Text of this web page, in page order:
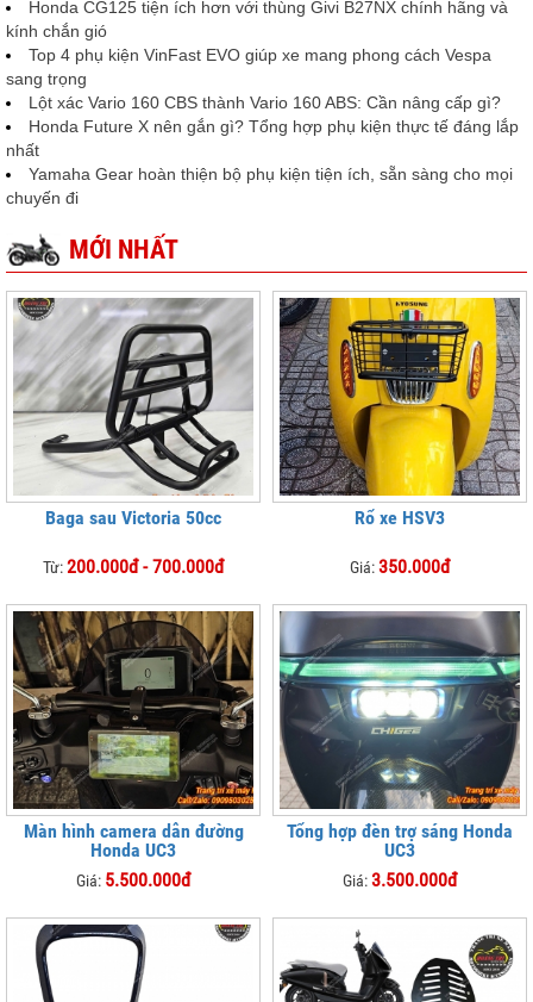
Honda CG125 tiện ích hơn với thùng Givi B27NX chính hãng và
kính chắn gió
Top 4 phụ kiện VinFast EVO giúp xe mang phong cách Vespa
sang trọng
Lột xác Vario 160 CBS thành Vario 160 ABS: Cần nâng cấp gì?
Honda Future X nên gắn gì? Tổng hợp phụ kiện thực tế đáng lắp
nhất
Yamaha Gear hoàn thiện bộ phụ kiện tiện ích, sẵn sàng cho mọi
chuyến đi
MỚI NHẤT
Baga sau Victoria 50cc
Từ:200.000đ - 700.000đ
Rổ xe HSV3
Giá:350.000đ
Màn hình camera dẫn đường
Honda UC3
Giá: 5.500.000đ
Tổng hợp đèn trợ sáng Honda
UC3
Giá:3.500.000đ